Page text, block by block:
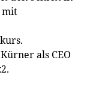
mit
als CEO